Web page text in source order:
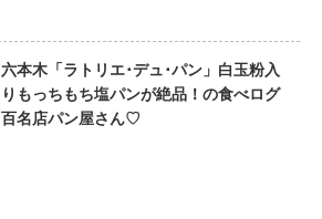
六本木「ラトリエ･デュ･パン」白玉粉入
りもっちもち塩パンが絶品！の食べログ
百名店パン屋さん♡